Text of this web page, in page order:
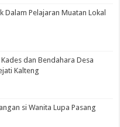
Dalam Pelajaran Muatan Lokal
dan Bendahara Desa
Kalteng
si Wanita Lupa Pasang